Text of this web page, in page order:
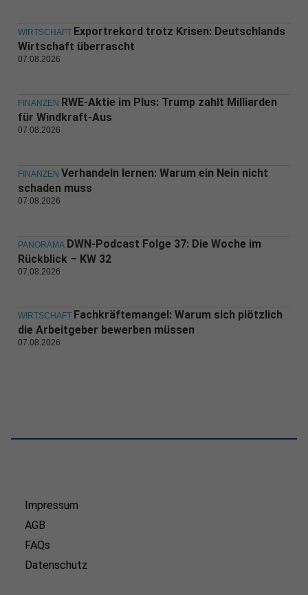
WIRTSCHAFT Exportrekord trotz Krisen: Deutschlands
Wirtschaft überrascht
07.08.2026
FINANZEN RWE-Aktie im Plus: Trump zahlt Milliarden
für Windkraft-Aus
07.08.2026
FINANZEN Verhandeln lernen: Warum ein Nein nicht
schaden muss
07.08.2026
PANORAMA DWN-Podcast Folge 37: Die Woche im
Rückblick – KW 32
07.08.2026
WIRTSCHAFT Fachkräftemangel: Warum sich plötzlich
die Arbeitgeber bewerben müssen
07.08.2026
Impressum
AGB
FAQs
Datenschutz